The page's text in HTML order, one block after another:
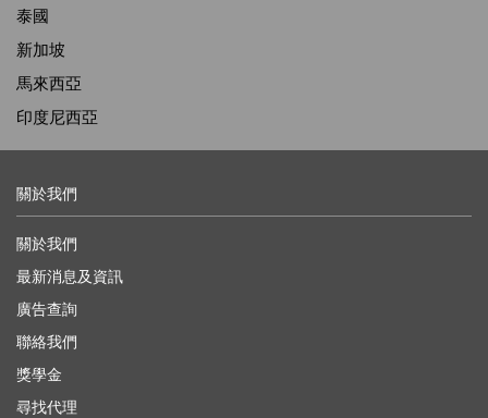
泰國
新加坡
馬來西亞
印度尼西亞
關於我們
關於我們
最新消息及資訊
廣告查詢
聯絡我們
獎學金
尋找代理